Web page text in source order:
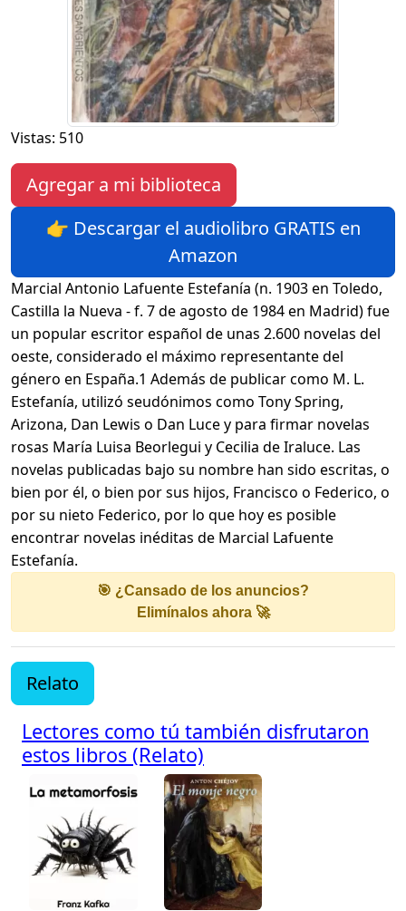
Vistas: 510
Agregar a mi biblioteca
👉 Descargar el audiolibro GRATIS en
Amazon
Marcial Antonio Lafuente Estefanía (n. 1903 en Toledo,
Castilla la Nueva - f. 7 de agosto de 1984 en Madrid) fue
un popular escritor español de unas 2.600 novelas del
oeste, considerado el máximo representante del
género en España.1 Además de publicar como M. L.
Estefanía, utilizó seudónimos como Tony Spring,
Arizona, Dan Lewis o Dan Luce y para firmar novelas
rosas María Luisa Beorlegui y Cecilia de Iraluce. Las
novelas publicadas bajo su nombre han sido escritas, o
bien por él, o bien por sus hijos, Francisco o Federico, o
por su nieto Federico, por lo que hoy es posible
encontrar novelas inéditas de Marcial Lafuente
Estefanía.
🎯 ¿Cansado de los anuncios?
Elimínalos ahora 🚀
Relato
Lectores como tú también disfrutaron
estos libros (Relato)